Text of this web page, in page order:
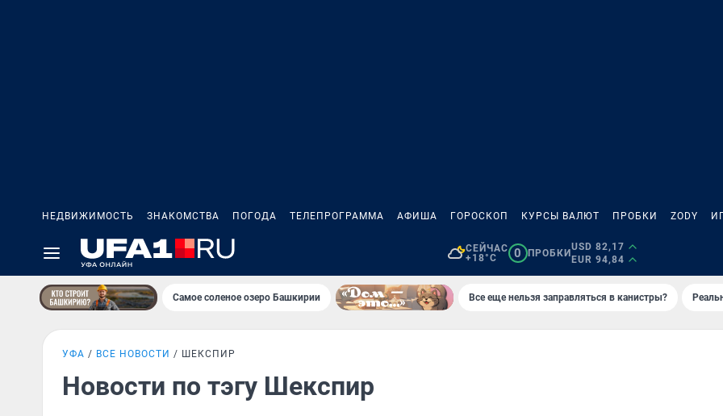
НЕДВИЖИМОСТЬ ЗНАКОМСТВА ПОГОДА ТЕЛЕПРОГРАММА АФИША ГОРОСКОП КУРСЫ ВАЛЮТ ПРОБКИ ZODY
СЕЙЧАС
+18°C
0 ПРОБКИ
USD 82,17
EUR 94,84
Самое соленое озеро Башкирии Все еще нельзя заправляться в канистры?
УФА ВСЕ НОВОСТИ ШЕКСПИР
Новости по тэгу Шекспир